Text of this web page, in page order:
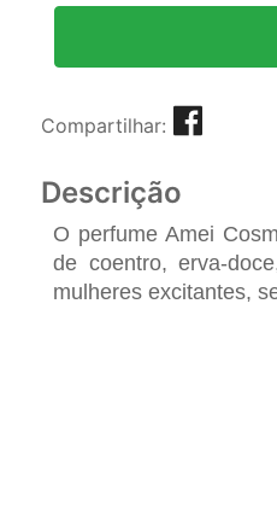
Compartilhar:
Descrição
O perfumeAmei
de coentro, erva-
mulheres excitantes,